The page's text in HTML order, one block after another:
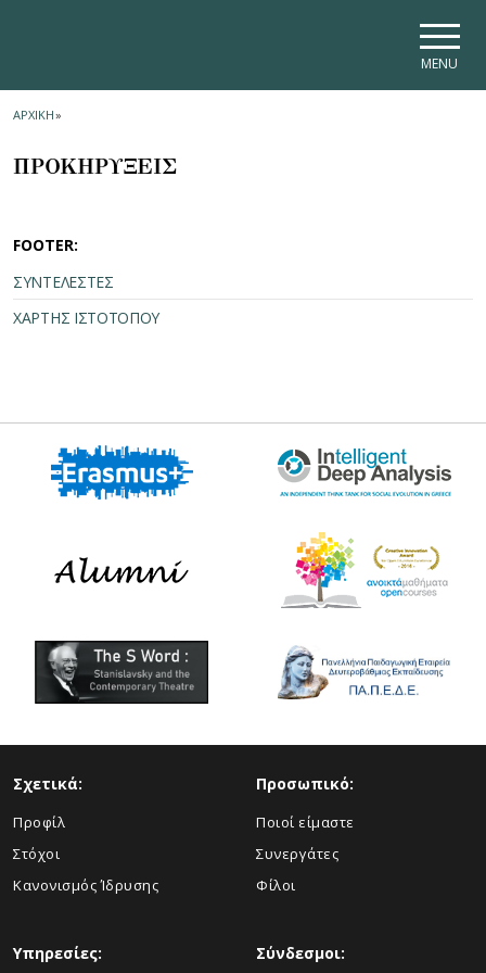
MENU
ΑΡΧΙΚΗ»
ΠΡΟΚΗΡΥΞΕΙΣ
FOOTER:
ΣΥΝΤΕΛΕΣΤΕΣ
ΧΑΡΤΗΣ ΙΣΤΟΤΟΠΟΥ
Σχετικά:
Προφίλ
Στόχοι
Κανονισμός Ίδρυσης
Προσωπικό:
Ποιοί είμαστε
Συνεργάτες
Φίλοι
Υπηρεσίες: Σύνδεσμοι: